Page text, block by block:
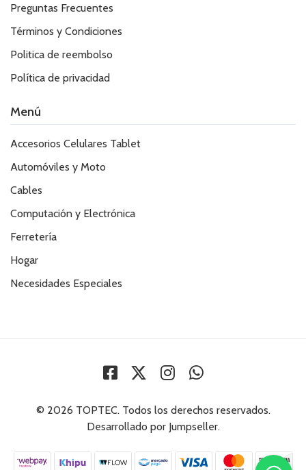
Preguntas Frecuentes
Términos y Condiciones
Politica de reembolso
Política de privacidad
Menú
Accesorios Celulares Tablet
Automóviles y Moto
Cables
Computación y Electrónica
Ferretería
Hogar
Necesidades Especiales
© 2026 TOPTEC. Todos los derechos reservados.
Desarrollado por Jumpseller.